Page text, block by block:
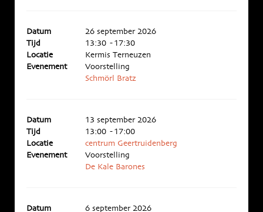
Datum
26 september 2026
Tijd
13:30 - 17:30
Locatie
Kermis Terneuzen
Evenement
Voorstelling
Schmörl Bratz
Datum
13 september 2026
Tijd
13:00 - 17:00
Locatie
centrum Geertruidenberg
Evenement
Voorstelling
De Kale Barones
Datum
6 september 2026